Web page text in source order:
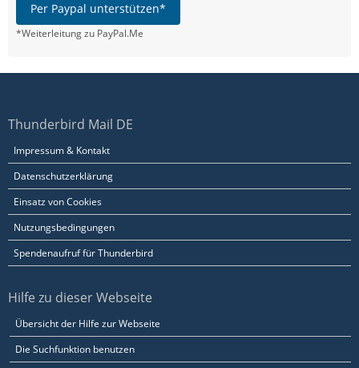
Per Paypal unterstützen*
*Weiterleitung zu PayPal.Me
Thunderbird Mail DE
Impressum & Kontakt
Datenschutzerklärung
Einsatz von Cookies
Nutzungsbedingungen
Spendenaufruf für Thunderbird
Hilfe zu dieser Webseite
Übersicht der Hilfe zur Webseite
Die Suchfunktion benutzen